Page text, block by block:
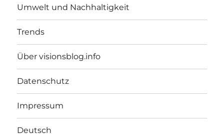
Umwelt und Nachhaltigkeit
Trends
Über visionsblog.info
Datenschutz
Impressum
Deutsch